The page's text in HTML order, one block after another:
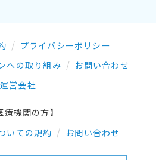
プライバシーポリシー
への取り組み
お問い合わせ
運営会社
療機関の方】
いての規約
お問い合わせ